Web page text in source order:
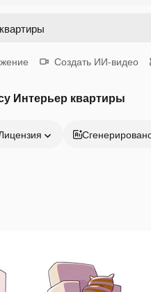
Создать ИИ-видео
Интерьер квартиры